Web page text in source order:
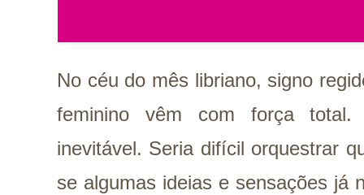
No céu do mês libriano, signo
feminino vêm com força
inevitável. Seria difícil orquestrar
se algumas ideias e sensações já